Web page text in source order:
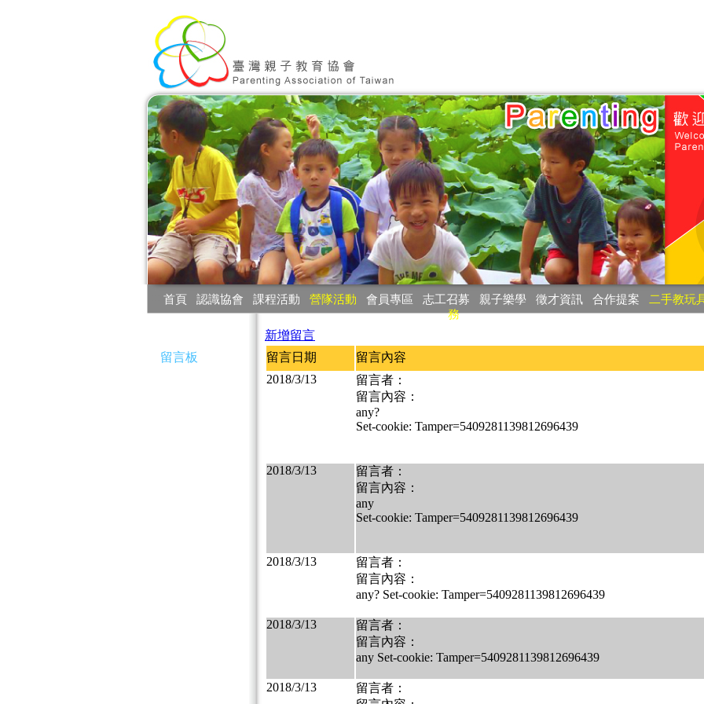
首頁 認識協會 課程活動 營隊活動 會員專區 志工召募 親子樂學 徵才資訊 合作提案
二手教玩
務
留言板
新增留言
留言日期
留言內容
2018/3/13
留言者：
留言內容：
any?
Set-cookie: Tamper=5409281139812696439
2018/3/13
留言者：
留言內容：
any
Set-cookie: Tamper=5409281139812696439
2018/3/13
留言者：
留言內容：
any? Set-cookie: Tamper=5409281139812696439
2018/3/13
留言者：
留言內容：
any Set-cookie: Tamper=5409281139812696439
2018/3/13
留言者：